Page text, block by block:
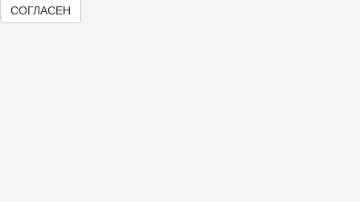
Проблемы развития территории
СОГЛАСЕН